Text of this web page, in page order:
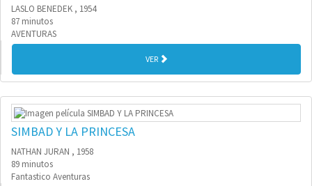
LASLO BENEDEK , 1954
87 minutos
AVENTURAS
VER
SIMBAD Y LA PRINCESA
NATHAN JURAN , 1958
89 minutos
Fantastico Aventuras